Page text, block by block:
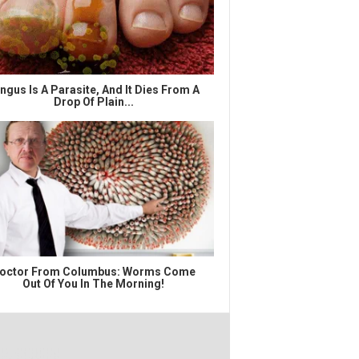
Is A Parasite, And It Dies From A
Drop Of Plain...
From Columbus: Worms Come
Out Of You In The Morning!